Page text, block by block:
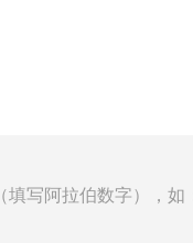
填写阿拉伯数字），如